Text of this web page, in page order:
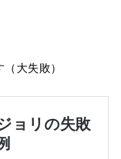
大失敗）